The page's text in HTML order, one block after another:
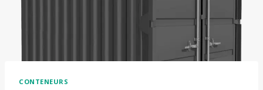
CONTENEURS